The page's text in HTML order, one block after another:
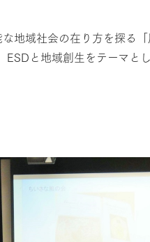
地域社会の在り方を探る
と地域創生をテーマと